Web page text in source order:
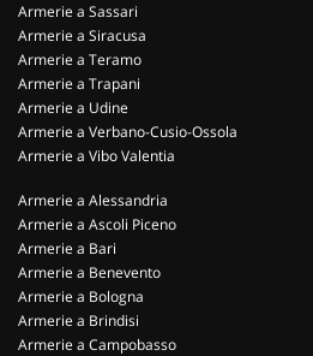
Armerie a Sassari
Armerie a Siracusa
Armerie a Teramo
Armerie a Trapani
Armerie a Udine
Armerie a Verbano-Cusio-Ossola
Armerie a Vibo Valentia
Armerie a Alessandria
Armerie a Ascoli Piceno
Armerie a Bari
Armerie a Benevento
Armerie a Bologna
Armerie a Brindisi
Armerie a Campobasso